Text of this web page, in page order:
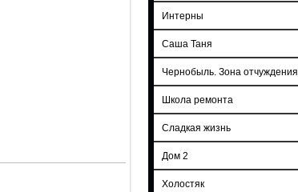
Интерны
Саша Таня
Чернобыль. Зона отчуждения
Школа ремонта
Сладкая жизнь
Дом 2
Холостяк